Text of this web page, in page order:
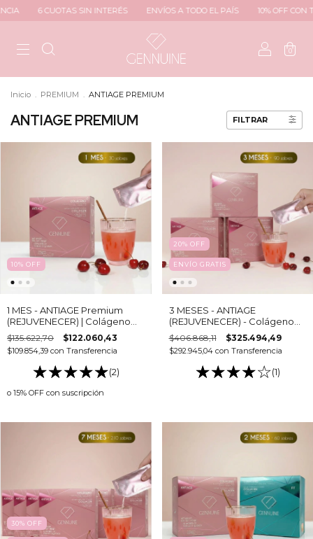
6 CUOTAS SIN INTERÉS ENVÍOS A TODO EL PAÍS 10% OFF CON
0
Inicio . PREMIUM . ANTIAGE PREMIUM
ANTIAGE PREMIUM FILTRAR
10% OFF
1 MES - ANTIAGE Premium
(REJUVENECER) | Colágeno
con Ácido Hialurónico y
Luteína
$135.622,70 $122.060,43
$109.854,39 con Transferencia
(2)
o 15% OFF con suscripción
20% OFF
ENVÍO GRATIS
3 MESES - ANTIAGE
(REJUVENECER) - Colágeno
hidrolizado bebible (6 cajas -
15 sobres c/u)
$406.868,11 $325.494,49
$292.945,04 con Transferencia
(1)
30% OFF